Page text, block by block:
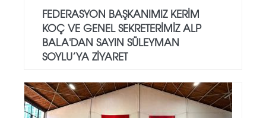
FEDERASYON BAŞKANIMIZ KERIM
KOÇ VE GENEL SEKRETERIMIZ ALP
BALA'DAN SAYIN SÜLEYMAN
SOYLU’YA ZIYARET